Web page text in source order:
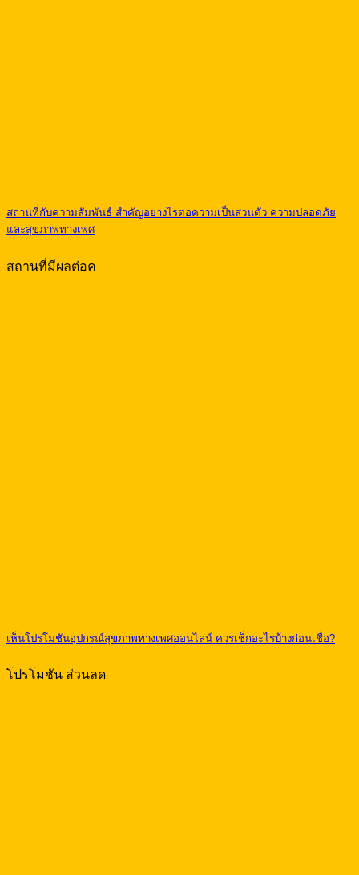
สถานที่กับความสัมพันธ์ สำคัญอย่างไรต่อความเป็นส่วนตัว ความปลอดภัย
และสุขภาพทางเพศ
สถานที่มีผลต่อค
เห็นโปรโมชันอุปกรณ์สุขภาพทางเพศออนไลน์ ควรเช็กอะไรบ้างก่อนเชื่อ?
โปรโมชัน ส่วนลด